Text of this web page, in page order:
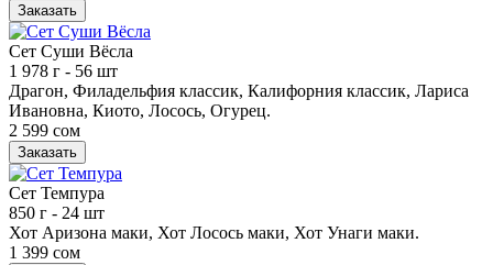
Заказать
Сет Суши Вёсла
1 978 г - 56 шт
Драгон, Филадельфия классик, Калифорния классик, Лариса
Ивановна, Киото, Лосось, Огурец.
2 599 сом
Заказать
Сет Темпура
850 г - 24 шт
Хот Аризона маки, Хот Лосось маки, Хот Унаги маки.
1 399 сом